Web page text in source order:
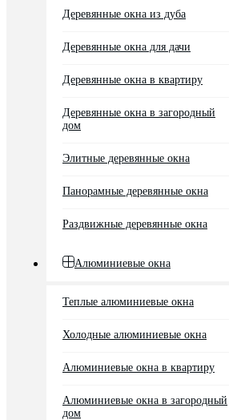
Деревянные окна из дуба
Деревянные окна для дачи
Деревянные окна в квартиру
Деревянные окна в загородный
дом
Элитные деревянные окна
Панорамные деревянные окна
Раздвижные деревянные окна
Алюминиевые окна
Теплые алюминиевые окна
Холодные алюминиевые окна
Алюминиевые окна в квартиру
Алюминиевые окна в загородный
дом